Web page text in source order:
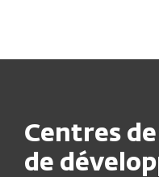
Centres
de